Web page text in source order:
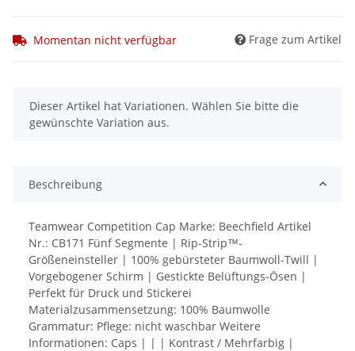
Momentan nicht verfügbar Frage zum Artikel
x
Dieser Artikel hat Variationen. Wählen Sie bitte die
gewünschte Variation aus.
Beschreibung
Teamwear Competition Cap Marke: Beechfield Artikel
Nr.: CB171 Fünf Segmente | Rip-Strip™-
Größeneinsteller | 100% gebürsteter Baumwoll-Twill |
Vorgebogener Schirm | Gestickte Belüftungs-Ösen |
Perfekt für Druck und Stickerei
Materialzusammensetzung: 100% Baumwolle
Grammatur: Pflege: nicht waschbar Weitere
Informationen: Caps | | | Kontrast / Mehrfarbig |